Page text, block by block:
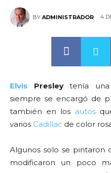
BY ADMINISTRADOR 4
Elvis Presleytenía una
siempre se encargó de
también en los autos
varios Cadillac de color
Algunos solo se pintaron
modificaron un poco